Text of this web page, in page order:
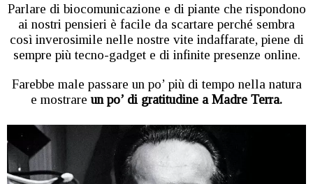
Parlare di biocomunicazione e di piante che rispondono
ai nostri pensieri è facile da scartare perché sembra
così inverosimile nelle nostre vite indaffarate, piene di
sempre più tecno-gadget e di infinite presenze online.
Farebbe male passare un po’ più di tempo nella natura
e mostrare un po’ di gratitudine a Madre Terra.